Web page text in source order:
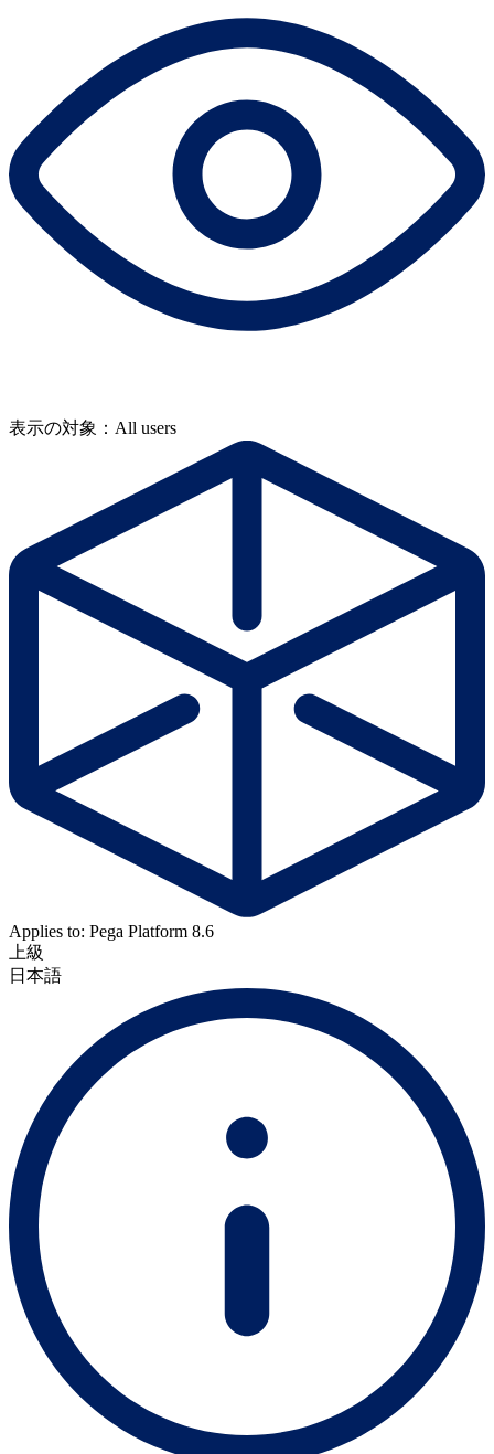
表示の対象：All users
Applies to: Pega Platform 8.6
上級
日本語